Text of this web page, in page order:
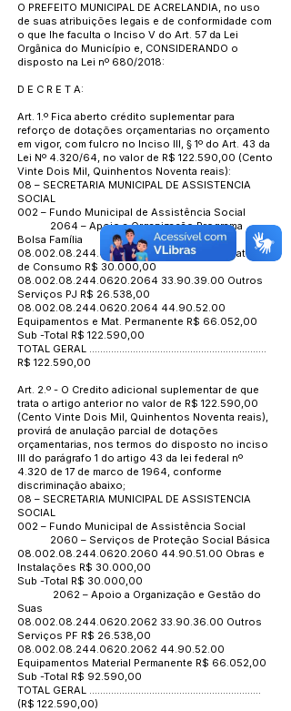
O PREFEITO MUNICIPAL DE ACRELANDIA, no uso
de suas atribuições legais e de conformidade com
o que lhe faculta o Inciso V do Art. 57 da Lei
Orgânica do Município e, CONSIDERANDO o
disposto na Lei nº 680/2018:
D E C R E T A:
Art. 1.º Fica aberto crédito suplementar para
reforço de dotações orçamentarias no orçamento
em vigor, com fulcro no Inciso III, § 1º do Art. 43 da
Lei Nº 4.320/64, no valor de R$ 122.590,00 (Cento
Vinte Dois Mil, Quinhentos Noventa reais):
08 – SECRETARIA MUNICIPAL DE ASSISTENCIA
SOCIAL
002 – Fundo Municipal de Assistência Social
2064 – Apoio a Organização Programa
Bolsa Família
08.002.08.244.0620 .206433.90.30.00
Material
de Consumo R$ 30.000,00
08.002.08.244.0620.2064 33.90.39.00 Outros
Serviços PJ R$ 26.538,00
08.002.08.244.0620.2064 44.90.52.00
Equipamentos e Mat. Permanente R$ 66.052,00
Sub -Total R$ 122.590,00
TOTAL GERAL .................................................................
R$ 122.590,00
Art. 2.º - O Credito adicional suplementar de que
trata o artigo anterior no valor de R$ 122.590,00
(Cento Vinte Dois Mil, Quinhentos Noventa reais),
provirá de anulação parcial de dotações
orçamentarias, nos termos do disposto no inciso
III do parágrafo 1 do artigo 43 da lei federal nº
4.320 de 17 de marco de 1964, conforme
discriminação abaixo;
08 – SECRETARIA MUNICIPAL DE ASSISTENCIA
SOCIAL
002 – Fundo Municipal de Assistência Social
2060 – Serviços de Proteção Social Básica
08.002.08.244.0620.2060 44.90.51.00 Obras e
Instalações R$ 30.000,00
Sub -Total R$ 30.000,00
2062 – Apoio a Organização e Gestão do
Suas
08.002.08.244.0620.2062 33.90.36.00 Outros
Serviços PF R$ 26.538,00
08.002.08.244.0620.2062 44.90.52.00
Equipamentos Material Permanente R$ 66.052,00
Sub -Total R$ 92.590,00
TOTAL GERAL ...............................................................
(R$ 122.590,00)